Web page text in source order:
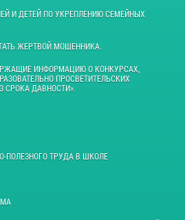
И ДЕТЕЙ ПО УКРЕПЛЕНИЮ СЕМЕЙНЫХ
ЖЕРТВОЙ МОШЕННИКА.
ИНФОРМАЦИЮ О КОНКУРСАХ,
ПРОСВЕТИТЕЛЬСКИХ
СРОКА ДАВНОСТИ».
ПОЛЕЗНОГО ТРУДА В ШКОЛЕ